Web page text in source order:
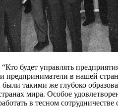
будет управлять
предприниматели в нашей
были такими же глубоко
мира. Особое
в тесном